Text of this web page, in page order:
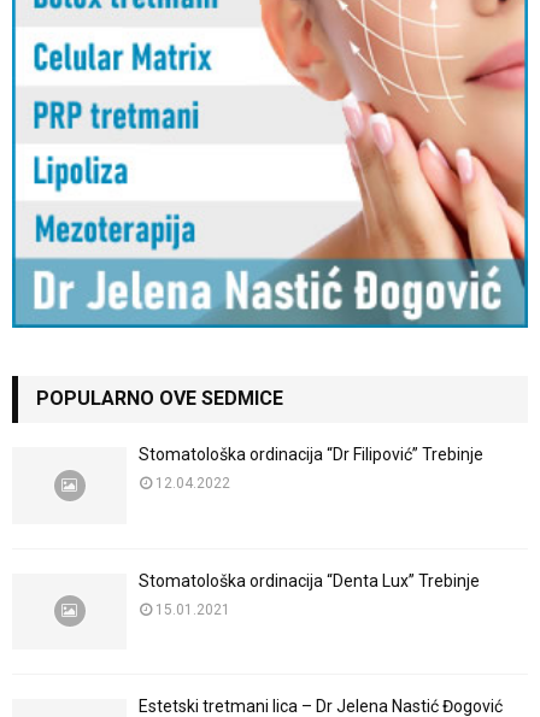
POPULARNO OVE SEDMICE
Stomatološka ordinacija “Dr Filipović” Trebinje
12.04.2022
Stomatološka ordinacija “Denta Lux” Trebinje
15.01.2021
Estetski tretmani lica – Dr Jelena Nastić Đogović